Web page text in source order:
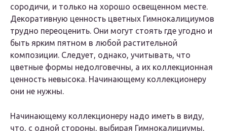
сородичи, и только на хорошо освещенном месте.
Декоративную ценность цветных Гимнокалициумов
трудно переоценить. Они могут стоять где угодно и
быть ярким пятном в любой растительной
композиции. Следует, однако, учитывать, что
цветные формы недолговечны, а их коллекционная
ценность невысока. Начинающему коллекционеру
они не нужны.
Начинающему коллекционеру надо иметь в виду,
что, с одной стороны, выбирая Гимнокалициумы,